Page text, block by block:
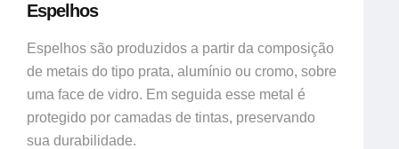
Espelhos
Espelhos são produzidos a partir da composição
de metais do tipo prata, alumínio ou cromo, sobre
uma face de vidro. Em seguida esse metal é
protegido por camadas de tintas, preservando
sua durabilidade.